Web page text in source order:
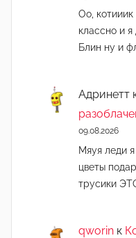
Оо,
классно и
Блин ну и
Адринетт
09.08.2026
Мяуя леди
цветы
трусики
qworin к